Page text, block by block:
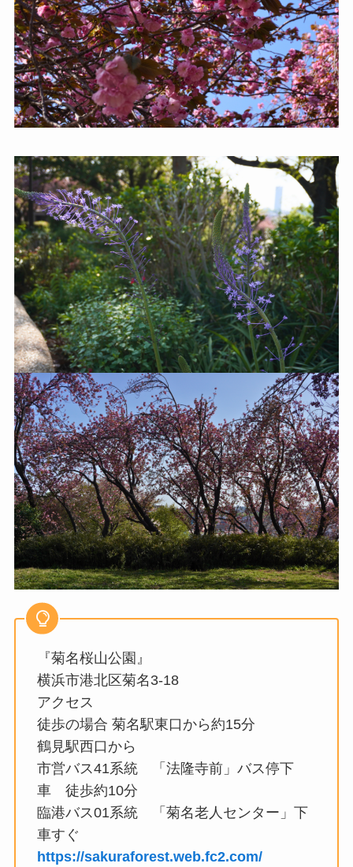
『菊名桜山公園』
横浜市港北区菊名3-18
アクセス
徒歩の場合 菊名駅東口から約15分
鶴見駅西口から
市営バス41系統 「法隆寺前」バス停下
車 徒歩約10分
臨港バス01系統 「菊名老人センター」下
車すぐ
https://sakuraforest.web.fc2.com/